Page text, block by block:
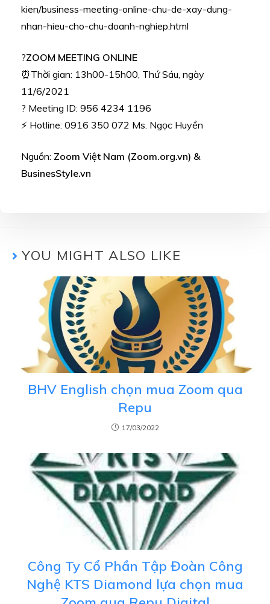
kien/business-meeting-online-chu-de-xay-dung-
nhan-hieu-cho-chu-doanh-nghiep.html
?ZOOM MEETING ONLINE
⏰Thời gian: 13h00-15h00, Thứ Sáu, ngày
11/6/2021
? Meeting ID: 956 4234 1196
⚡ Hotline: 0916 350 072 Ms. Ngọc Huyền
Nguồn: Zoom Việt Nam (Zoom.org.vn) &
BusinesStyle.vn
YOU MIGHT ALSO LIKE
BHV English chọn mua Zoom qua
Repu
17/03/2022
Công Ty Cổ Phần Tập Đoàn Công
Nghệ KTS Diamond lựa chọn mua